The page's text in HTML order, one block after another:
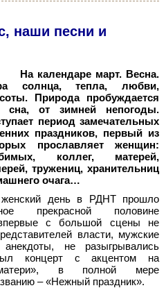
наши песни и
На календаре март. Весна.
солнца, тепла, любви,
Природа пробуждается
сна, от зимней непогоды.
период замечательных
праздников, первый из
прославляет женщин:
коллег, матерей,
тружениц, хранительниц
очага…
день в РДНТ прошло
прекрасной половине
с большой сцены не
власти, мужские
не разыгрывались
концерт с акцентом на
матери», в полной мере
– «Нежный праздник».